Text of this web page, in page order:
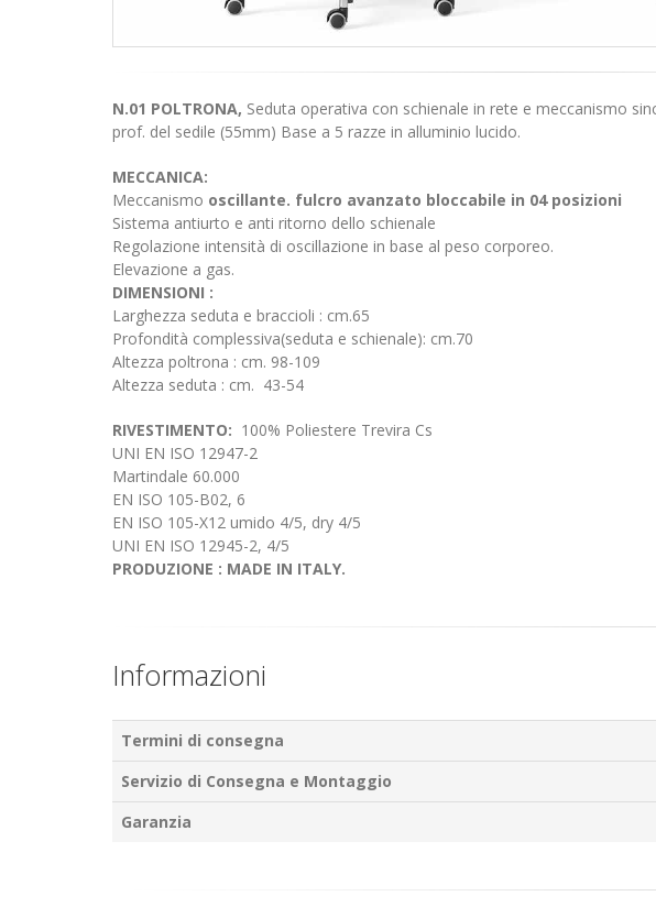
N.01 POLTRONA, Seduta operativa con schienale in rete e meccanismo
prof. del sedile (55mm) Base a 5 razze in alluminio lucido.
MECCANICA:
Meccanismo oscillante. fulcro avanzato bloccabile in 04 posizioni
Sistema antiurto e anti ritorno dello schienale
Regolazione intensità di oscillazione in base al peso corporeo.
Elevazione a gas.
DIMENSIONI :
Larghezza seduta e braccioli : cm.65
Profondità complessiva(seduta e schienale): cm.70
Altezza poltrona : cm. 98-109
Altezza seduta : cm. 43-54
RIVESTIMENTO: 100% Poliestere Trevira Cs
UNI EN ISO 12947-2
Martindale 60.000
EN ISO 105-B02, 6
EN ISO 105-X12 umido 4/5, dry 4/5
UNI EN ISO 12945-2, 4/5
PRODUZIONE : MADE IN ITALY.
Informazioni
Termini di consegna
Servizio di Consegna e Montaggio
Garanzia